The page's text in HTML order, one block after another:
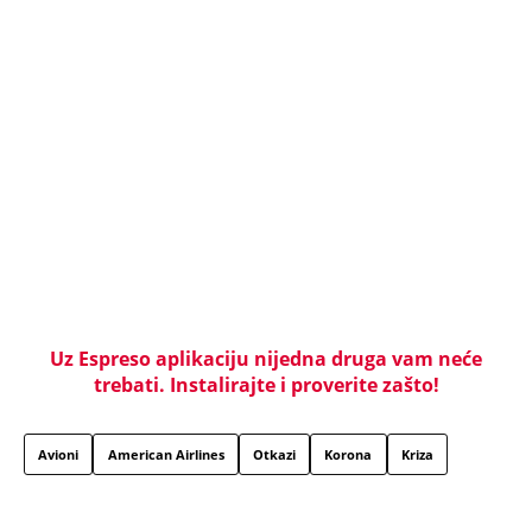
Uz Espreso aplikaciju nijedna druga vam neće
trebati. Instalirajte i proverite zašto!
Avioni American Airlines Otkazi Korona Kriza